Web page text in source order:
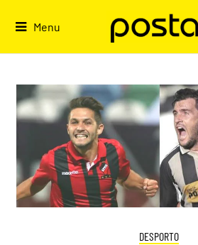
Menu
DESPORTO